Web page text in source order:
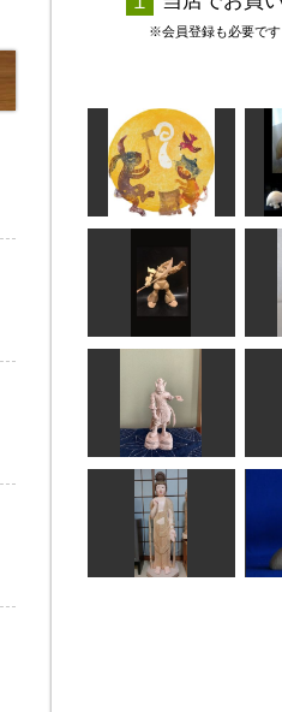
※会員登録も必要です
ずれちゃった
ゲルググ
ちゃーさん
摩虎羅大将
みっちゃん
大